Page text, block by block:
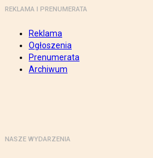
REKLAMA I PRENUMERATA
Reklama
Ogłoszenia
Prenumerata
Archiwum
NASZE WYDARZENIA